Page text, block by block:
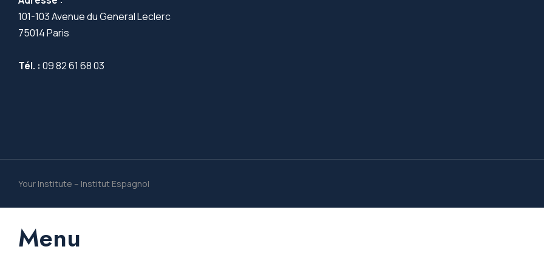
101-103 Avenue du General Leclerc
75014 Paris
Tél. : 09 82 61 68 03
Your Institute – Institut Espagnol
Menu